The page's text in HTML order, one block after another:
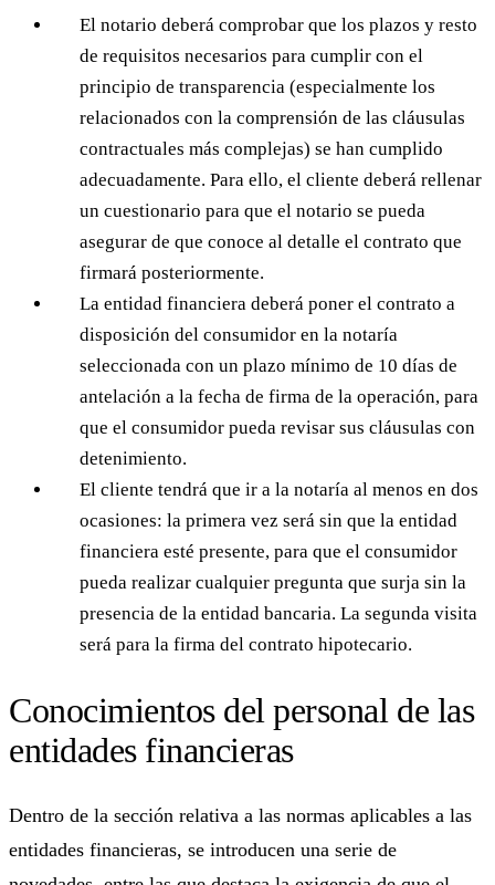
El notario deberá comprobar que los plazos y resto
de requisitos necesarios para cumplir con el
principio de transparencia (especialmente los
relacionados con la comprensión de las cláusulas
contractuales más complejas) se han cumplido
adecuadamente. Para ello, el cliente deberá rellenar
un cuestionario para que el notario se pueda
asegurar de que conoce al detalle el contrato que
firmará posteriormente.
La entidad financiera deberá poner el contrato a
disposición del consumidor en la notaría
seleccionada con un plazo mínimo de 10 días de
antelación a la fecha de firma de la operación, para
que el consumidor pueda revisar sus cláusulas con
detenimiento.
El cliente tendrá que ir a la notaría al menos en dos
ocasiones: la primera vez será sin que la entidad
financiera esté presente, para que el consumidor
pueda realizar cualquier pregunta que surja sin la
presencia de la entidad bancaria. La segunda visita
será para la firma del contrato hipotecario.
Conocimientos del personal de las
entidades financieras
Dentro de la sección relativa a las normas aplicables a las
entidades financieras, se introducen una serie de